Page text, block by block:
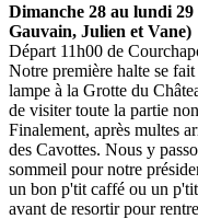
Dimanche 28 au lundi
Gauvain, Julien et Vane)
Départ 11h00 de
Notre première halte se
lampe à la Grotte du
de visiter toute la partie
Finalement, après multes
des Cavottes. Nous y
sommeil pour notre
un bon p'tit caffé ou un
avant de resortir pour